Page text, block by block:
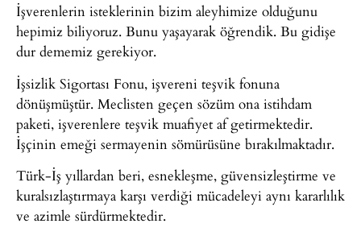
İşverenlerin isteklerinin bizim aleyhimize olduğunu
hepimiz biliyoruz. Bunu yaşayarak öğrendik. Bu gidişe
dur dememiz gerekiyor.
İşsizlik Sigortası Fonu, işvereni teşvik fonuna
dönüşmüştür. Meclisten geçen sözüm ona istihdam
paketi, işverenlere teşvik muafiyet af getirmektedir.
İşçinin emeği sermayenin sömürüsüne bırakılmaktadır.
Türk-İş yıllardan beri, esnekleşme, güvensizleştirme ve
kuralsızlaştırmaya karşı verdiği mücadeleyi aynı kararlılık
ve azimle sürdürmektedir.